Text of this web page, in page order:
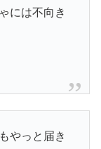
には不向き
やっと届き